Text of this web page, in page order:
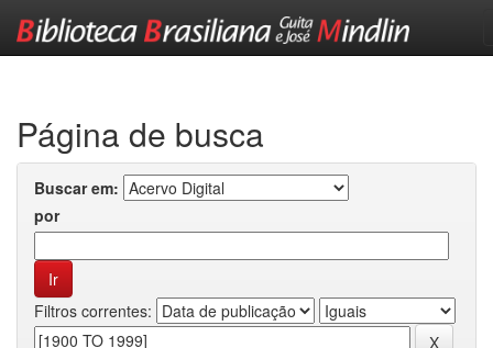
Página de busca
Buscar em:
por
Filtros correntes: